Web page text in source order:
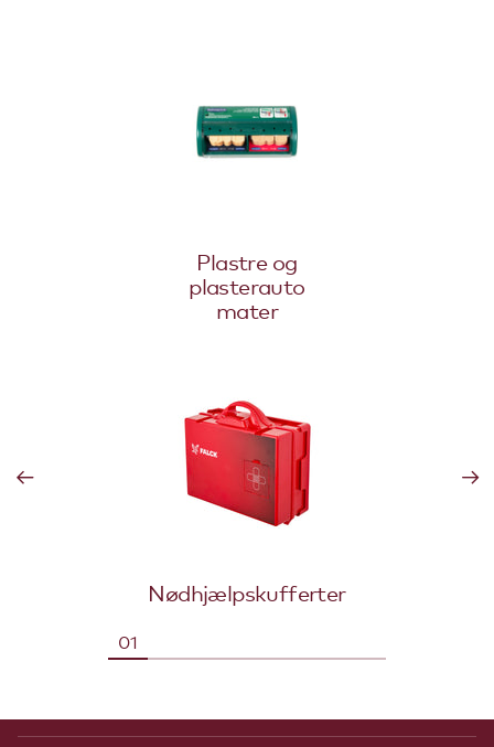
Plastre og
plasterauto
mater
Nødhjælpskufferter